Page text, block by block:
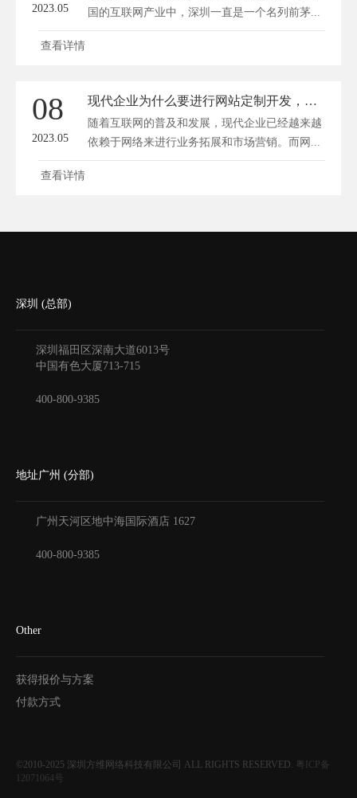
2023.05
国的互联网产业中，深圳一直是一个名列前茅...
查看详情
08
2023.05
现代企业为什么要进行网站定制开发，好处有哪些？
随着互联网的普及和发展，现代企业已经越来越
依赖于网络来进行业务拓展和市场营销。而网...
查看详情
深圳 (总部)
深圳福田区深南大道6013号
中国有色大厦713-715
400-800-9385
地址广州 (分部)
广州天河区地中海国际酒店 1627
400-800-9385
Other
获得报价与方案
付款方式
©2010-2025 深圳方维网络科技有限公司 ALL RIGHTS RESERVED.
粤ICP备
12071064号